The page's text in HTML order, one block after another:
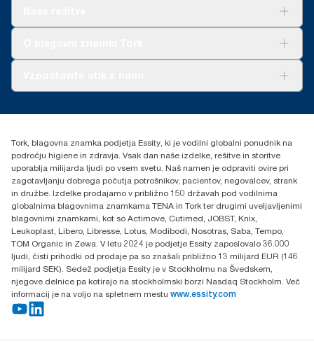
Essity Hungary Kft. Professional Hygiene
Budakeszi út 51.
Tork, blagovna znamka podjetja Essity, ki je vodilni globalni ponudnik na
področju higiene in zdravja. Vsak dan naše izdelke, rešitve in storitve
uporablja milijarda ljudi po vsem svetu. Naš namen je odpraviti ovire pri
zagotavljanju dobrega počutja potrošnikov, pacientov, negovalcev, strank
in družbe. Izdelke prodajamo v približno 150 državah pod vodilnima
globalnima blagovnima znamkama TENA in Tork ter drugimi uveljavljenimi
blagovnimi znamkami, kot so Actimove, Cutimed, JOBST, Knix,
Leukoplast, Libero, Libresse, Lotus, Modibodi, Nosotras, Saba, Tempo,
TOM Organic in Zewa. V letu 2024 je podjetje Essity zaposlovalo 36.000
ljudi, čisti prihodki od prodaje pa so znašali približno 13 milijard EUR (146
milijard SEK). Sedež podjetja Essity je v Stockholmu na Švedskem,
njegove delnice pa kotirajo na stockholmski borzi Nasdaq Stockholm. Več
informacij je na voljo na spletnem mestu www.essity.com